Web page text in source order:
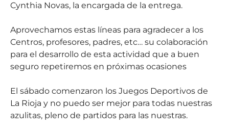
Cynthia Novas, la encargada de la entrega.
Aprovechamos estas líneas para agradecer a los
Centros, profesores, padres, etc… su colaboración
para el desarrollo de esta actividad que a buen
seguro repetiremos en próximas ocasiones
El sábado comenzaron los Juegos Deportivos de
La Rioja y no puedo ser mejor para todas nuestras
azulitas, pleno de partidos para las nuestras.